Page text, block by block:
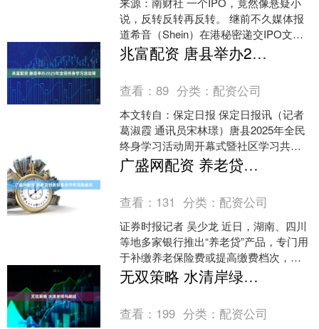
说，反转反转再反转。 继前不久媒体报
道希音（Shein）在港秘密递交IPO文件
后，这个全球最大的快时尚跨境电商平
台，又有新....
兆富配资 唐县举办2025年全民终身学习活动周
查看：89 分类： 配资公司
本文转自：保定日报 保定日报讯（记者
葛淑霞 通讯员宋林璟）唐县2025年全民
终身学习活动周开幕式暨社区学习共同
体成果展日前在庆都山棋盘广场举行。
活动以“让学习....
广盛网配资 养老贷创新探索当守牢风险底线
查看： 131 分类： 配资公司
证券时报记者 吴少龙 近日，湖南、四川
等地多家银行推出“养老贷”产品，专门用
于补缴养老保险费或提高缴费档次，引
发市场关注。当“银发浪潮”与金融创新相
遇，新型金融....
无双策略 水清岸绿鸟翩跹
查看： 199 分类： 配资公司